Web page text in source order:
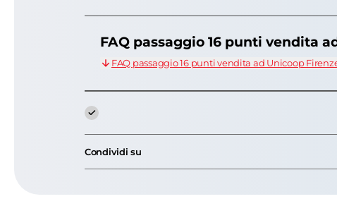
FAQ passaggio 16 punti vendita
FAQ passaggio 16 punti vendita ad Unicoop
Condividi su